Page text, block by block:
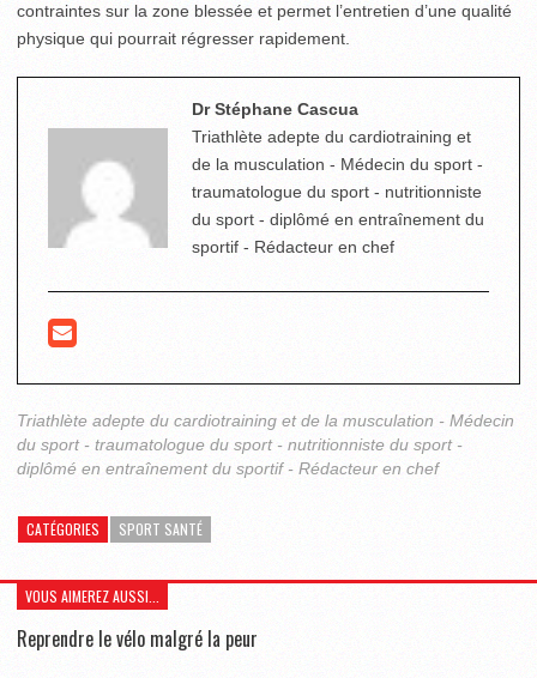
contraintes sur la zone blessée et permet l’entretien d’une qualité
physique qui pourrait régresser rapidement.
Dr Stéphane Cascua
Triathlète adepte du cardiotraining et
de la musculation - Médecin du sport -
traumatologue du sport - nutritionniste
du sport - diplômé en entraînement du
sportif - Rédacteur en chef
Triathlète adepte du cardiotraining et de la musculation - Médecin
du sport - traumatologue du sport - nutritionniste du sport -
diplômé en entraînement du sportif - Rédacteur en chef
CATÉGORIES SPORT SANTÉ
VOUS AIMEREZ AUSSI...
Reprendre le vélo malgré la peur